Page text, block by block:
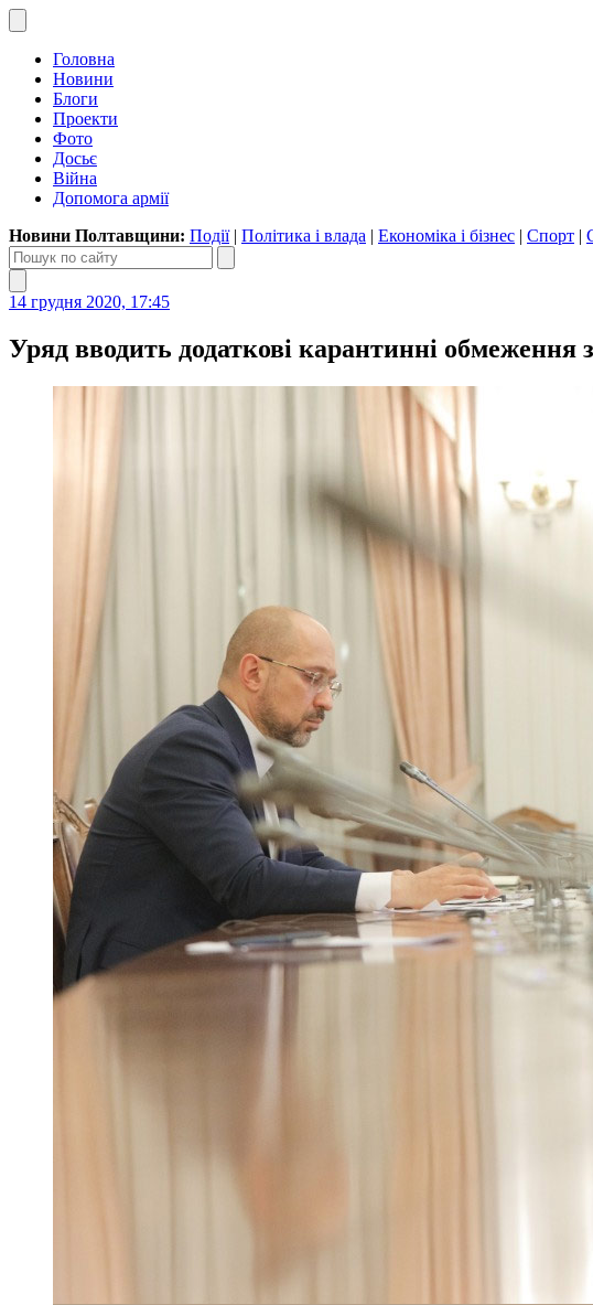
Головна
Новини
Блоги
Проекти
Фото
Досьє
Війна
Допомога армії
Новини Полтавщини: Події| Політика і влада | Економіка і бізнес | Спорт |
14 грудня 2020, 17:45
Уряд вводить додаткові карантинні обмеження